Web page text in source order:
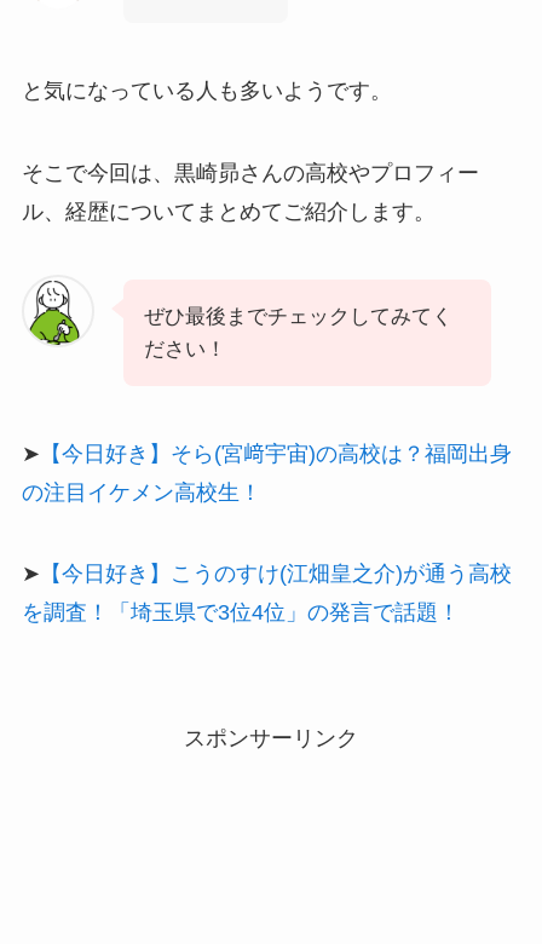
と気になっている人も多いようです。
そこで今回は、 黒崎昴さんの高校やプロフィー
ル、経歴についてまとめてご紹介します。
ぜひ最後までチェックしてみてく
ださい！
➤ 【今日好き】そら(宮﨑宇宙)の高校は？福岡出身
の注目イケメン高校生！
➤ 【今日好き】こうのすけ(江畑皇之介)が通う高校
を調査！「埼玉県で3位4位」の発言で話題！
スポンサーリンク